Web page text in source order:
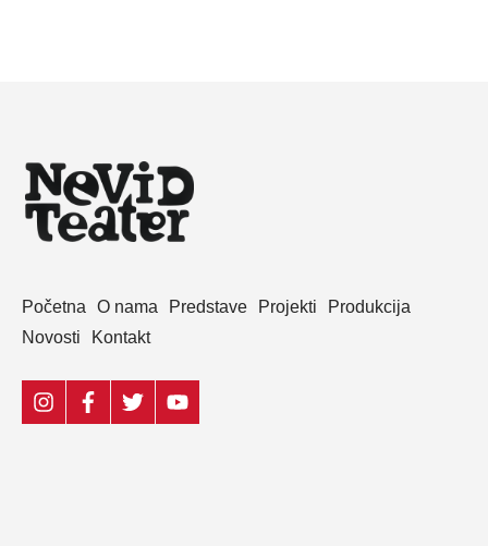
Početna O nama Predstave Projekti
Produkcija
Novosti
Kontakt